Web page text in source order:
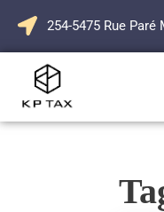
254-5475 Rue Paré